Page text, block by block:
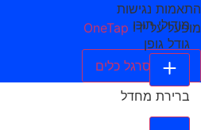
התאמות נגישות
מופעל על ידי OneTap
הסתר סרגל כלים
מודולי תוכן
גודל גופן
ברירת מחדל